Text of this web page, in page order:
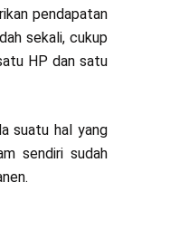
pendapatan
sekali, cukup
HP dan satu
suatu hal yang
sendiri sudah